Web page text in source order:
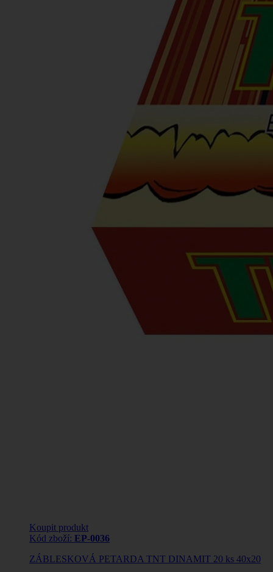
Koupit produkt
Kód zboží: EP-0036
ZÁBLESKOVÁ PETARDA TNT DINAMIT 20 ks 40x20